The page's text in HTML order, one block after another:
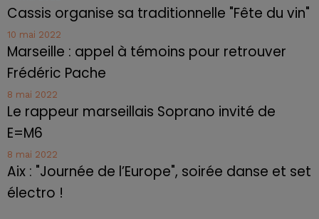
Cassis organise sa traditionnelle "Fête du vin"
10 mai 2022
Marseille : appel à témoins pour retrouver
Frédéric Pache
8 mai 2022
Le rappeur marseillais Soprano invité de
E=M6
8 mai 2022
Aix : "Journée de l’Europe", soirée danse et set
électro !